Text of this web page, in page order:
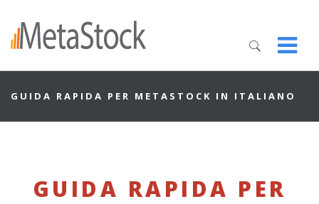
GUIDA RAPIDA PER METASTOCK IN ITALIANO
GUIDA RAPIDA PER